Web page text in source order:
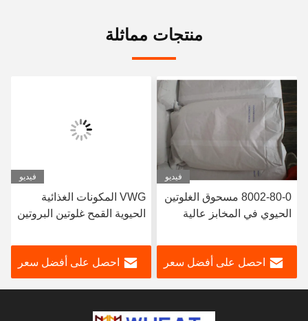
منتجات مماثلة
فيديو
8002-80-0 مسحوق الغلوتين
الحيوي في المخابز عالية
احصل على أفضل سعر
فيديو
VWG المكونات الغذائية
الحيوية القمح غلوتين البروتين
احصل على أفضل سعر